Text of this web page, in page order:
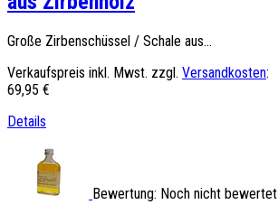
Große Zirbenschüssel / Schale aus...
Verkaufspreis inkl. Mwst. zzgl. Versandkosten:
69,95 €
Details
Bewertung: Noch nicht bewertet